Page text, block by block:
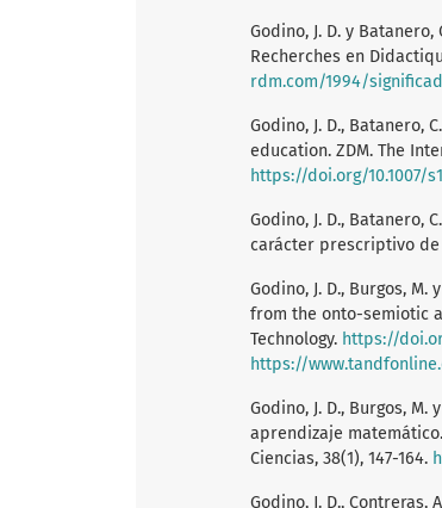
Godino, J. D. y
Recherches en
rdm.com/1994/
Godino, J. D., Batanero,
education. ZDM. The
https://doi.org/10.1007/
Godino, J. D., Batanero,
carácter prescriptivo de
Godino, J. D., Burgos,
from the onto-semiotic
Technology. https://
https://
Godino, J. D., Burgos,
aprendizaje
Ciencias, 38(1), 147-164.
Godino, J. D.,